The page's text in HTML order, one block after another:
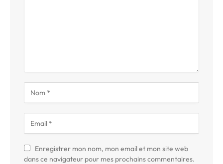
Enregistrer mon nom, mon email et mon site web
dans ce navigateur pour mes prochains commentaires.